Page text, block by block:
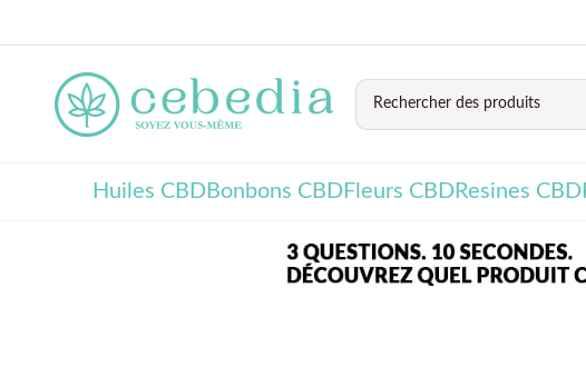
Huiles CBDBonbons CBDFleurs CBDResines CBD